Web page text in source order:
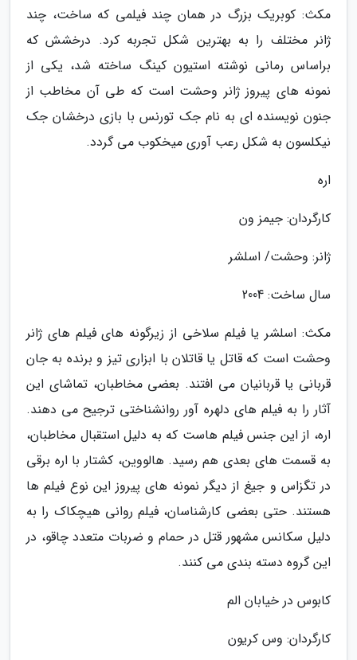
مکث: کوبریک بزرگ در همان چند فیلمی که ساخت، چند
ژانر مختلف را به بهترین شکل تجربه کرد. درخشش که
براساس رمانی نوشته استیون کینگ ساخته شد، یکی از
نمونه های پیروز ژانر وحشت است که طی آن مخاطب از
جنون نویسنده ای به نام جک تورنس با بازی درخشان جک
نیکلسون به شکل رعب آوری میخکوب می گردد.
اره
کارگردان: جیمز ون
ژانر: وحشت/ اسلشر
سال ساخت: 2004
مکث: اسلشر یا فیلم سلاخی از زیرگونه های فیلم های ژانر
وحشت است که قاتل یا قاتلان با ابزاری تیز و برنده به جان
قربانی یا قربانیان می افتند. بعضی مخاطبان، تماشای این
آثار را به فیلم های دلهره آور روانشناختی ترجیح می دهند.
اره، از این جنس فیلم هاست که به دلیل استقبال مخاطبان،
به قسمت های بعدی هم رسید. هالووین، کشتار با اره برقی
در تگزاس و جیغ از دیگر نمونه های پیروز این نوع فیلم ها
هستند. حتی بعضی کارشناسان، فیلم روانی هیچکاک را به
دلیل سکانس مشهور قتل در حمام و ضربات متعدد چاقو، در
این گروه دسته بندی می کنند.
کابوس در خیابان الم
کارگردان: وس کریون